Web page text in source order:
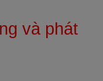
và phát